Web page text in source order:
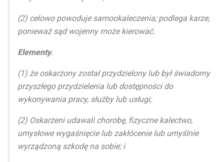
(2) celowo powoduje samookaleczenia; podlega karze,
ponieważ sąd wojenny może kierować.
Elementy.
(1) że oskarżony został przydzielony lub był świadomy
przyszłego przydzielenia lub dostępności do
wykonywania pracy, służby lub usługi;
(2) Oskarżeni udawali chorobę, fizyczne kalectwo,
umysłowe wygaśnięcie lub zakłócenie lub umyślnie
wyrządzoną szkodę na sobie; i